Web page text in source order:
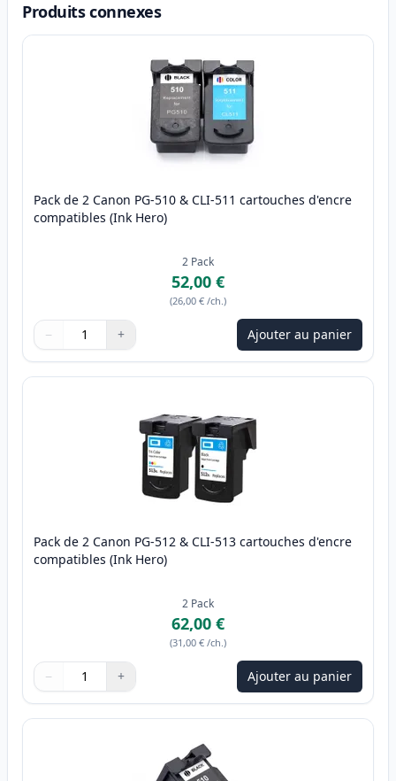
Produits connexes
Pack de 2 Canon PG-510 & CLI-511 cartouches d'encre
compatibles (Ink Hero)
2 Pack
52,00 €
(26,00 € /ch.)
Quantité
Utilisez les boutons pour ajuster
− +
Quantité Ajouter au panier
Pack de 2 Canon PG-512 & CLI-513 cartouches d'encre
compatibles (Ink Hero)
2 Pack
62,00 €
(31,00 € /ch.)
Quantité
Utilisez les boutons pour ajuster
− +
Quantité Ajouter au panier